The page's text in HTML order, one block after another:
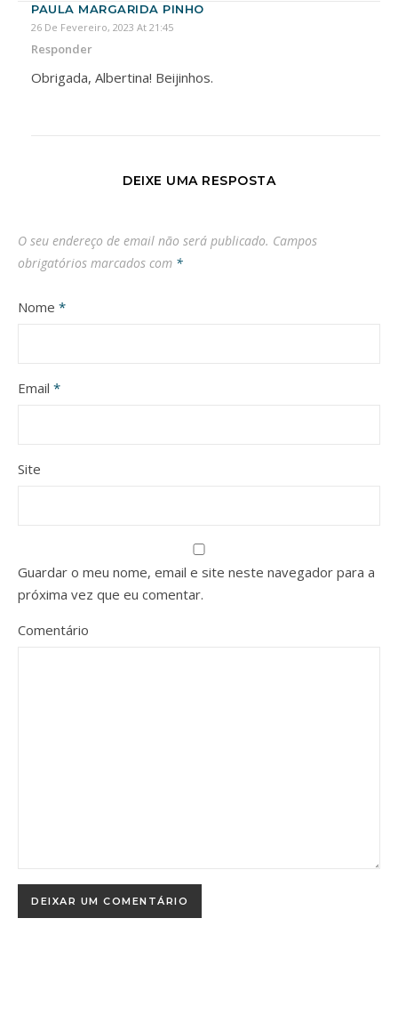
PAULA MARGARIDA PINHO
26 De Fevereiro, 2023 At 21:45
Responder
Obrigada, Albertina! Beijinhos.
DEIXE UMA RESPOSTA
O seu endereço de email não será publicado. Campos
obrigatórios marcados com *
Nome *
Email *
Site
Guardar o meu nome, email e site neste navegador para a
próxima vez que eu comentar.
Comentário